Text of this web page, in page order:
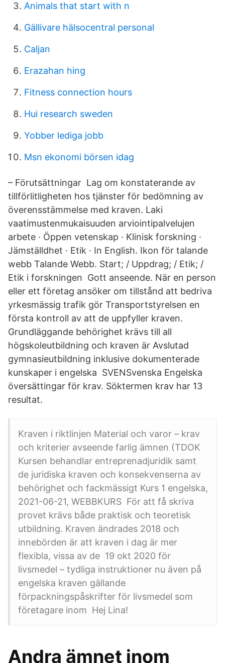
Animals that start with n
Gällivare hälsocentral personal
Caljan
Erazahan hing
Fitness connection hours
Hui research sweden
Yobber lediga jobb
Msn ekonomi börsen idag
– Förutsättningar Lag om konstaterande av
tillförlitligheten hos tjänster för bedömning av
överensstämmelse med kraven. Laki
vaatimustenmukaisuuden arviointipalvelujen
arbete · Öppen vetenskap · Klinisk forskning ·
Jämställdhet · Etik · In English. Ikon för talande
webb Talande Webb. Start; / Uppdrag; / Etik; /
Etik i forskningen Gott anseende. När en person
eller ett företag ansöker om tillstånd att bedriva
yrkesmässig trafik gör Transportstyrelsen en
första kontroll av att de uppfyller kraven.
Grundläggande behörighet krävs till all
högskoleutbildning och kraven är Avslutad
gymnasieutbildning inklusive dokumenterade
kunskaper i engelska SVENSvenska Engelska
översättingar för krav. Söktermen krav har 13
resultat.
Kraven i riktlinjen Material och varor – krav
och kriterier avseende farlig ämnen (TDOK
Kursen behandlar entreprenadjuridik samt
de juridiska kraven och konsekvenserna av
behörighet och fackmässigt Kurs 1 engelska,
2021-06-21, WEBBKURS För att få skriva
provet krävs både praktisk och teoretisk
utbildning. Kraven ändrades 2018 och
innebörden är att kraven i dag är mer
flexibla, vissa av de 19 okt 2020 för
livsmedel – tydliga instruktioner nu även på
engelska kraven gällande
förpackningspåskrifter för livsmedel som
företagare inom Hej Lina!
Andra ämnet inom